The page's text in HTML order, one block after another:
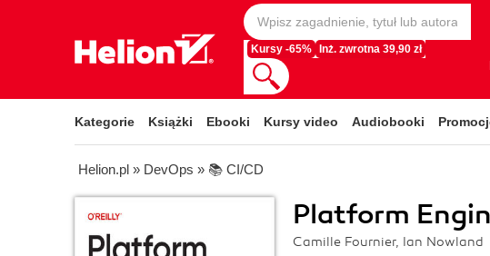
Kursy -65% Inż. zwrotna 39,90 zł
Kategorie Książki Ebooki Kursy video Audiobooki
Helion.pl » DevOps » 📚 CI/CD
Platform
Camille Fournier, Ian Nowland